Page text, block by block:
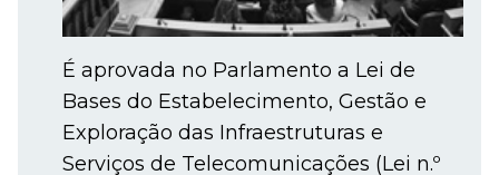
É aprovada no Parlamento a Lei de
Bases do Estabelecimento, Gestão e
Exploração das Infraestruturas e
Serviços de Telecomunicações (Lei n.º